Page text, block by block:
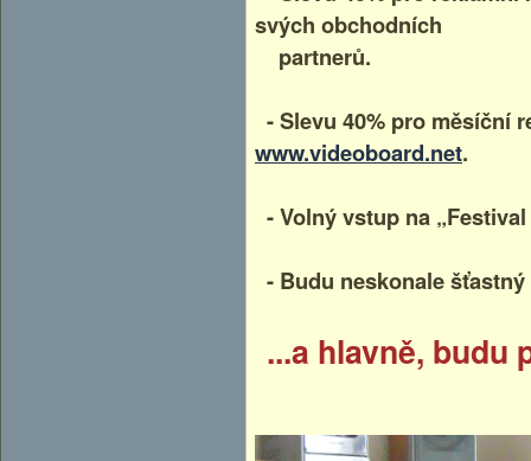
svých obchodních
partnerů.
- Slevu 40% pro měsíční
www.videoboard.net.
- Volný vstup na
- Budu neskonale
...a hlavně, budu